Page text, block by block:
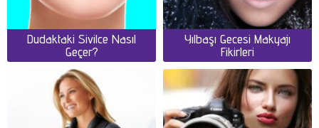
Dudaktaki Sivilce Nasıl
Geçer?
Yılbaşı Gecesi Makyajı
Fikirleri